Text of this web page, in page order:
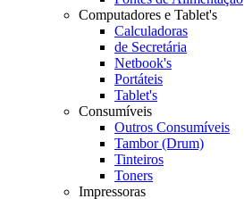
Computadores e Tablet's
Calculadoras
de Secretária
Netbook's
Portáteis
Tablet's
Consumíveis
Outros Consumíveis
Tambor (Drum)
Tinteiros
Toners
Impressoras